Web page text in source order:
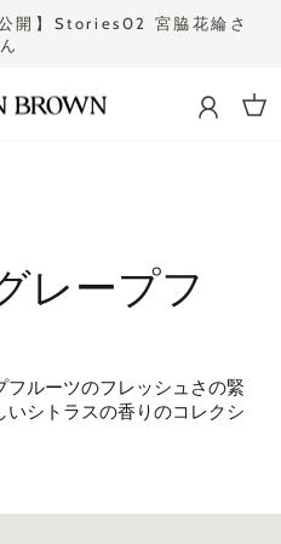
震の影響による一部地域の配
レープフ
ルーツのフレッシュさの緊
シトラスの香りのコレクシ